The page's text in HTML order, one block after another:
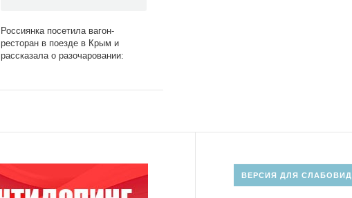
Россиянка посетила вагон-
ресторан в поезде в Крым и
рассказала о разочаровании:
ВЕРСИЯ ДЛЯ